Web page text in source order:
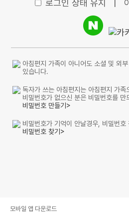
로그인 상태 유지
아침편지 가족이 아니어도 소셜 및 외
있습니다.
독자가 쓰는 아침편지는 아침편지 가
비밀번호가 없으신 분은 비밀번호를 만
비밀번호 만들기>
비밀번호가 기억이 안날경우, 비밀번호
비밀번호 찾기>
모바일 앱 다운로드